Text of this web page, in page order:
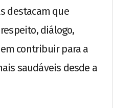
destacam que
diálogo,
contribuir para a
saudáveis desde a